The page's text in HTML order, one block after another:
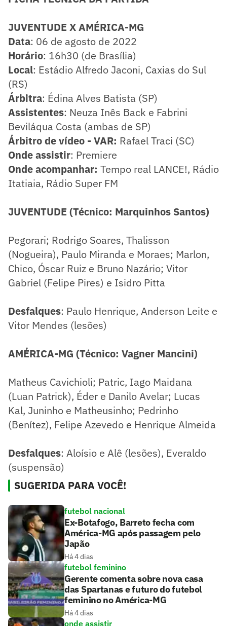
JUVENTUDE X AMÉRICA-MG
Data: 06 de agosto de 2022
Horário: 16h30 (de Brasília)
Local: Estádio Alfredo Jaconi, Caxias do Sul
(RS)
Árbitra: Édina Alves Batista (SP)
Assistentes: Neuza Inês Back e Fabrini
Beviláqua Costa (ambas de SP)
Árbitro de vídeo - VAR: Rafael Traci (SC)
Onde assistir: Premiere
Onde acompanhar: Tempo real LANCE!, Rádio
Itatiaia, Rádio Super FM
JUVENTUDE (Técnico: Marquinhos Santos)
Pegorari; Rodrigo Soares, Thalisson
(Nogueira), Paulo Miranda e Moraes; Marlon,
Chico, Óscar Ruiz e Bruno Nazário; Vitor
Gabriel (Felipe Pires) e Isidro Pitta
Desfalques: Paulo Henrique, Anderson Leite e
Vitor Mendes (lesões)
AMÉRICA-MG (Técnico: Vagner Mancini)
Matheus Cavichioli; Patric, Iago Maidana
(Luan Patrick), Éder e Danilo Avelar; Lucas
Kal, Juninho e Matheusinho; Pedrinho
(Benítez), Felipe Azevedo e Henrique Almeida
Desfalques: Aloísio e Alê (lesões), Everaldo
(suspensão)
SUGERIDA PARA VOCÊ!
futebol nacional
Ex-Botafogo, Barreto fecha com
América-MG após passagem pelo
Japão
Há 4 dias
futebol feminino
Gerente comenta sobre nova casa
das Spartanas e futuro do futebol
feminino no América-MG
Há 4 dias
onde assistir